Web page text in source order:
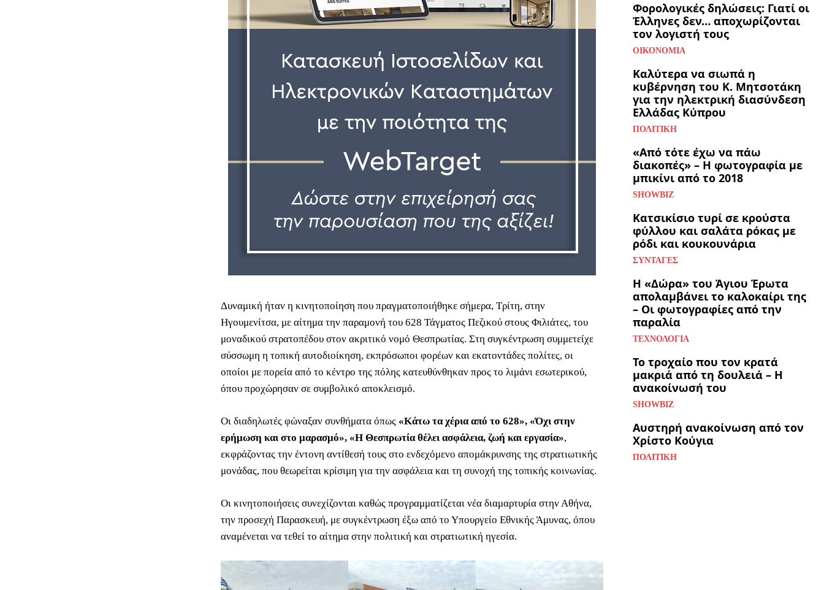
Δυναμική ήταν η κινητοποίηση που πραγματοποιήθηκε σήμερα, Τρίτη, στην
Ηγουμενίτσα, με αίτημα την παραμονή του 628 Τάγματος Πεζικού στους Φιλιάτες, του
μοναδικού στρατοπέδου στον ακριτικό νομό Θεσπρωτίας. Στη συγκέντρωση συμμετείχε
σύσσωμη η τοπική αυτοδιοίκηση, εκπρόσωποι φορέων και εκατοντάδες πολίτες, οι
οποίοι με πορεία από το κέντρο της πόλης κατευθύνθηκαν προς το λιμάνι εσωτερικού,
όπου προχώρησαν σε συμβολικό αποκλεισμό.
Οι διαδηλωτές φώναξαν συνθήματα όπως «Κάτω τα χέρια από το 628», «Όχι στην
ερήμωση και στο μαρασμό», «Η Θεσπρωτία θέλει ασφάλεια, ζωή και εργασία»,
εκφράζοντας την έντονη αντίθεσή τους στο ενδεχόμενο απομάκρυνσης της στρατιωτικής
μονάδας, που θεωρείται κρίσιμη για την ασφάλεια και τη συνοχή της τοπικής κοινωνίας.
Οι κινητοποιήσεις συνεχίζονται καθώς προγραμματίζεται νέα διαμαρτυρία στην Αθήνα,
την προσεχή Παρασκευή, με συγκέντρωση έξω από το Υπουργείο Εθνικής Άμυνας, όπου
αναμένεται να τεθεί το αίτημα στην πολιτική και στρατιωτική ηγεσία.
Φορολογικές δηλώσεις: Γιατί οι
Έλληνες δεν… αποχωρίζονται
τον λογιστή τους
ΟΙΚΟΝΟΜΊΑ
Καλύτερα να σιωπά η
κυβέρνηση του Κ. Μητσοτάκη
για την ηλεκτρική διασύνδεση
Ελλάδας Κύπρου
ΠΟΛΙΤΙΚΉ
«Από τότε έχω να πάω
διακοπές» – Η φωτογραφία με
μπικίνι από το 2018
SHOWBIZ
Κατσικίσιο τυρί σε κρούστα
φύλλου και σαλάτα ρόκας με
ρόδι και κουκουνάρια
ΣΥΝΤΑΓΈΣ
Η «Δώρα» του Άγιου Έρωτα
απολαμβάνει το καλοκαίρι της
– Οι φωτογραφίες από την
παραλία
ΤΕΧΝΟΛΟΓΊΑ
Το τροχαίο που τον κρατά
μακριά από τη δουλειά – Η
ανακοίνωσή του
SHOWBIZ
Αυστηρή ανακοίνωση από τον
Χρίστο Κούγια
ΠΟΛΙΤΙΚΉ